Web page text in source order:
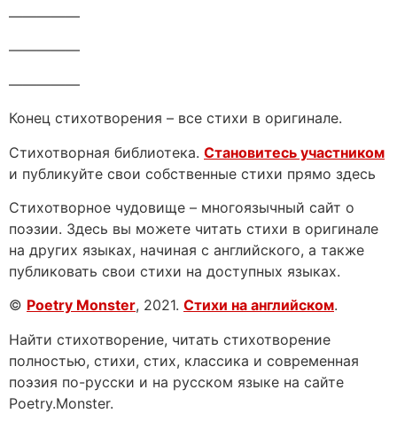
—————
—————
—————
Конец стихотворения – все стихи в оригинале.
Стихотворная библиотека. Становитесь участником
и публикуйте свои собственные стихи прямо здесь
Стихотворное чудовище – многоязычный сайт о
поэзии. Здесь вы можете читать стихи в оригинале
на других языках, начиная с английского, а также
публиковать свои стихи на доступных языках.
© Poetry Monster, 2021. Стихи на английском.
Найти стихотворение, читать стихотворение
полностью, стихи, стих, классика и современная
поэзия по-русски и на русском языке на сайте
Poetry.Monster.